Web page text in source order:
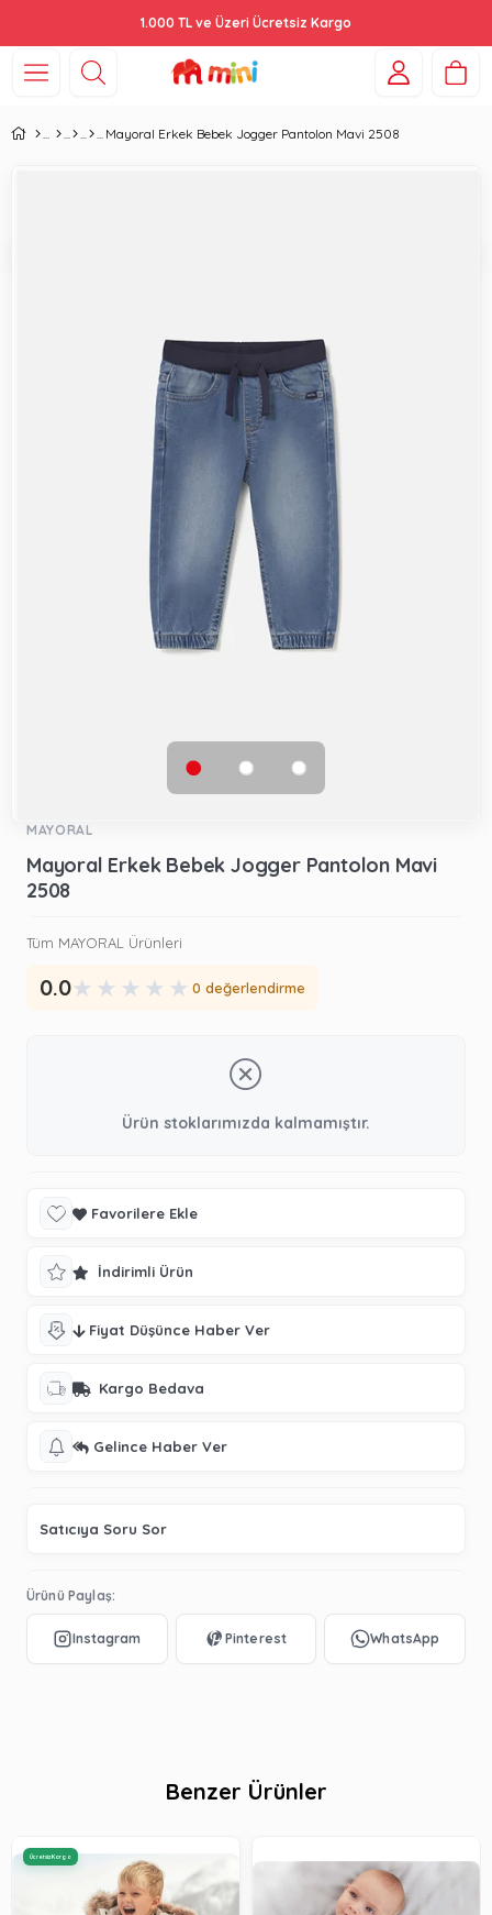
1.000 TL ve Üzeri Ücretsiz Kargo
Mayoral Erkek Bebek Jogger Pantolon Mavi 2508
MAYORAL
Mayoral Erkek Bebek Jogger Pantolon Mavi
2508
Tüm MAYORAL Ürünleri
0.0★ ★ ★ ★ ★ 0 değerlendirme
Ürün stoklarımızda kalmamıştır.
Favorilere Ekle
İndirimli Ürün
Fiyat Düşünce Haber Ver
Kargo Bedava
Gelince Haber Ver
Satıcıya Soru Sor
Ürünü Paylaş:
Benzer Ürünler
Ücretsiz Kargo